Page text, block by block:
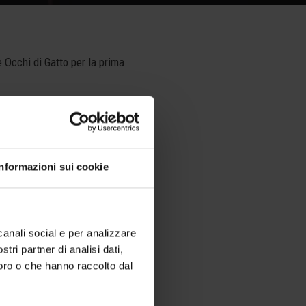
sui cookie
social e per analizzare
partner di analisi dati,
o che hanno raccolto dal
di Gatto per la prima
per rubarne un altro.
obiettivo, la scintilla